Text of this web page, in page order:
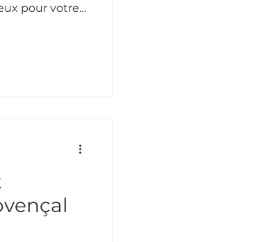
pour votre